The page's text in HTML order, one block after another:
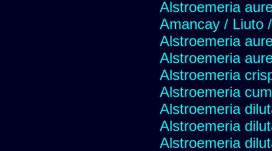
Alstroemeria
Amancay / Liuto
Alstroemeria
Alstroemeria
Alstroemeria
Alstroemeria
Alstroemeria
Alstroemeria
Alstroemeria